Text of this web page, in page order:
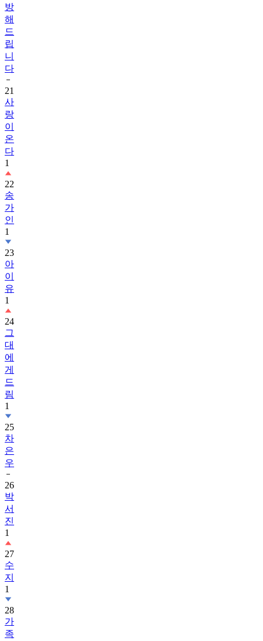
방
해
드
립
니
다
21
사
랑
이
온
다
1
22
송
가
인
1
23
아
이
유
1
24
그
대
에
게
드
림
1
25
차
은
우
26
박
서
진
1
27
수
지
1
28
가
족